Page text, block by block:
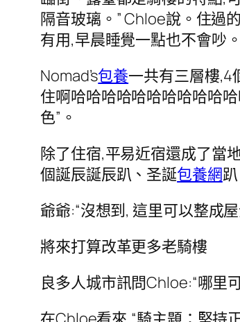
隔音玻璃。” Chloe說。住過
有用,早晨睡覺一點也不會吵
Nomad’s包養一共有三層樓,4
住啊哈哈哈哈哈哈哈哈哈哈
色”。
除了住宿,平易近宿還成了當
個誕辰誕辰趴、圣誕包養網趴
爺爺:“沒想到, 這里可以整成
將來打算改革更多老騎樓
良多人城市訊問Chloe:“哪里